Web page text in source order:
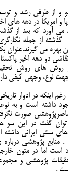
در اوایل دهه 1990از یک سو و از طرفی رشد و
و امریکا در دهه های
آورد که بعد از
از جمله
بهره می گیرند.عنوان
دو دهه اخیر
روش های روش
نوع، وجهی کیفی
اینکه در ادوار
داشته است و به
معاصرپژوهشی صورت
توان گفت در این سو
سنتی ایرانی داشته
پژوهشي
است اما در متون
پژوهشی و
.